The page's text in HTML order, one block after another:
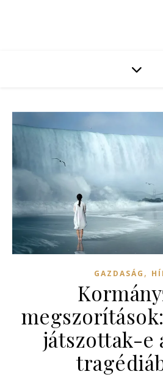
GAZDASÁG ,
játszottak-e